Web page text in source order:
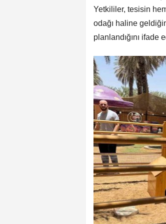
Yetkililer, tesisin
odağı haline
planlandığını ifade